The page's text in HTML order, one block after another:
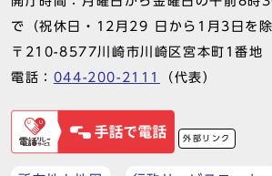
で（祝休日・12月29 日から1月3日を除
〒210-8577川崎市川崎区宮本町1番地
電話： 044-200-2111 （代表）
外部リンク